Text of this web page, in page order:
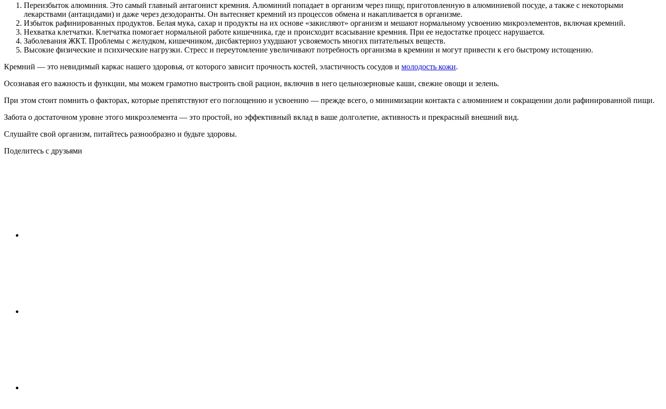
Переизбыток алюминия. Это самый главный антагонист кремния. Алюминий попадает в организм через пищу, приготовленную в алюминиевой посуде, а также с некоторыми
лекарствами (антацидами) и даже через дезодоранты. Он вытесняет кремний из процессов обмена и накапливается в организме.
Избыток рафинированных продуктов. Белая мука, сахар и продукты на их основе «закисляют» организм и мешают нормальному усвоению микроэлементов, включая кремний.
Нехватка клетчатки. Клетчатка помогает нормальной работе кишечника, где и происходит всасывание кремния. При ее недостатке процесс нарушается.
Заболевания ЖКТ. Проблемы с желудком, кишечником, дисбактериоз ухудшают усвояемость многих питательных веществ.
Высокие физические и психические нагрузки. Стресс и переутомление увеличивают потребность организма в кремнии и могут привести к его быстрому истощению.
Кремний — это невидимый каркас нашего здоровья, от которого зависит прочность костей, эластичность сосудов и молодость кожи.
Осознавая его важность и функции, мы можем грамотно выстроить свой рацион, включив в него цельнозерновые каши, свежие овощи и зелень.
При этом стоит помнить о факторах, которые препятствуют его поглощению и усвоению — прежде всего, о минимизации контакта с алюминием и сокращении доли рафинированной пищи.
Забота о достаточном уровне этого микроэлемента — это простой, но эффективный вклад в ваше долголетие, активность и прекрасный внешний вид.
Слушайте свой организм, питайтесь разнообразно и будьте здоровы.
Поделитесь с друзьями